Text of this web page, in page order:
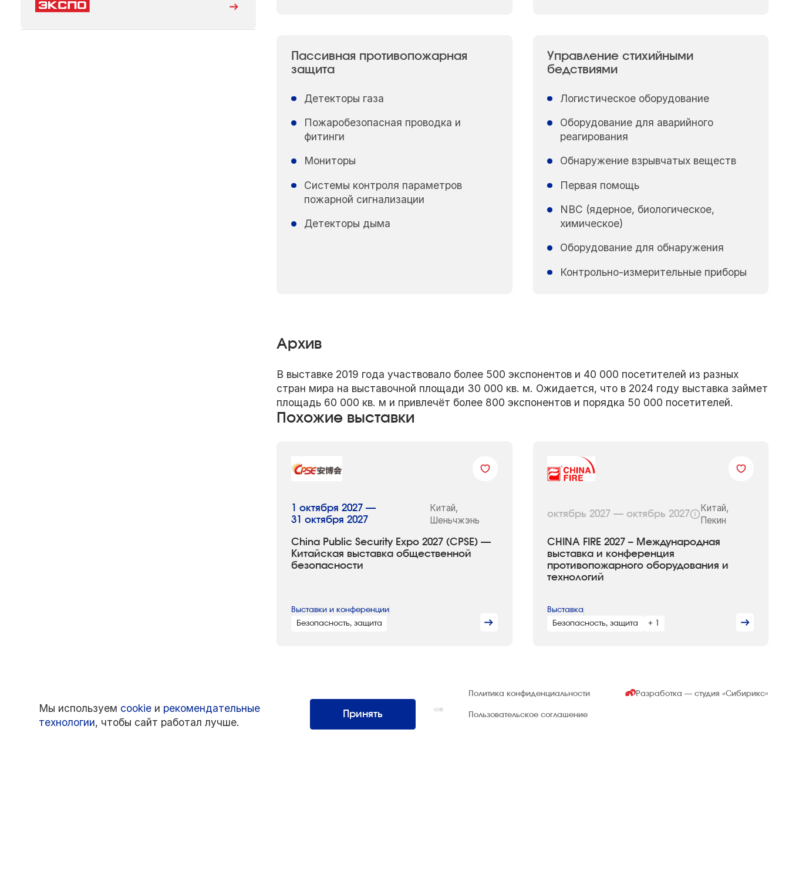
Пассивная противопожарная
защита
Детекторы газа
Пожаробезопасная проводка и
фитинги
Мониторы
Системы контроля параметров
пожарной сигнализации
Детекторы дыма
Управление стихийными
бедствиями
Логистическое оборудование
Оборудование для аварийного
реагирования
Обнаружение взрывчатых веществ
Первая помощь
NBC (ядерное, биологическое,
химическое)
Оборудование для обнаружения
Контрольно-измерительные приборы
Архив
В выставке 2019 года участвовало более 500 экспонентов и 40 000 посетителей из разных
стран мира на выставочной площади 30 000 кв. м. Ожидается, что в 2024 году выставка займет
площадь 60 000 кв. м и привлечёт более 800 экспонентов и порядка 50 000 посетителей.
Похожие выставки
China Public Security Expo 2027 (CPSE) —
Китайская выставка общественной
безопасности
1 октября 2027 —
31 октября 2027
Китай,
Шеньчжэнь
Выставки и конференции
Безопасность, защита
CHINA FIRE 2027 – Международная
выставка и конференция
противопожарного оборудования и
технологий
октябрь 2027 — октябрь 2027
Китай,
Пекин
Выставка
Безопасность, защита
+ 1
Интернэшнл»
Все права защищены. Использование материалов
возможно только со ссылкой на источник.
Политика конфиденциальности
Пользовательское соглашение
Разработка — студия«Сибирикс»
Мы используем cookie и рекомендательные
технологии, чтобы сайт работал лучше.
Принять